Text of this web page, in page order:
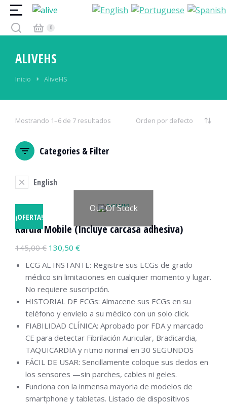
ALIVEHS
Estás aquí:
Inicio AliveHS
Mostrando 1–6 de 7 resultados
Categories & Filter
English
¡OFERTA!
Out Of Stock
Kardia Mobile (Incluye carcasa adhesiva)
145,00€ 130,50 €
ECG AL INSTANTE: Registre sus ECGs de grado
médico sin limitaciones en cualquier momento y lugar.
No requiere suscripción.
HISTORIAL DE ECGs: Almacene sus ECGs en su
teléfono y envíelo a su médico con un solo click.
FIABILIDAD CLÍNICA: Aprobado por FDA y marcado
CE para detectar Fibrilación Auricular, Bradicardia,
TAQUICARDIA y ritmo normal en 30 SEGUNDOS
FÁCIL DE USAR: Sencillamente coloque sus dedos en
los sensores —sin parches, cables ni geles.
Funciona con la inmensa mayoria de modelos de
smartphone y tabletas. Listado de dispositivos